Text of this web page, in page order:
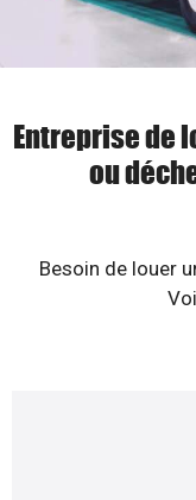
Entreprise de
ou
Besoin de louer